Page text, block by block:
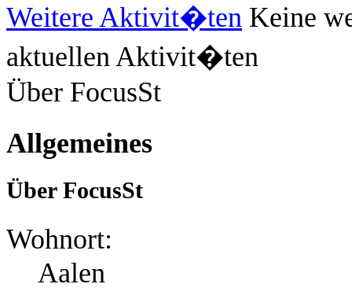
Weitere Aktivit�ten Keine
aktuellen Aktivit�ten
Über FocusSt
Allgemeines
Über FocusSt
Wohnort:
Aalen